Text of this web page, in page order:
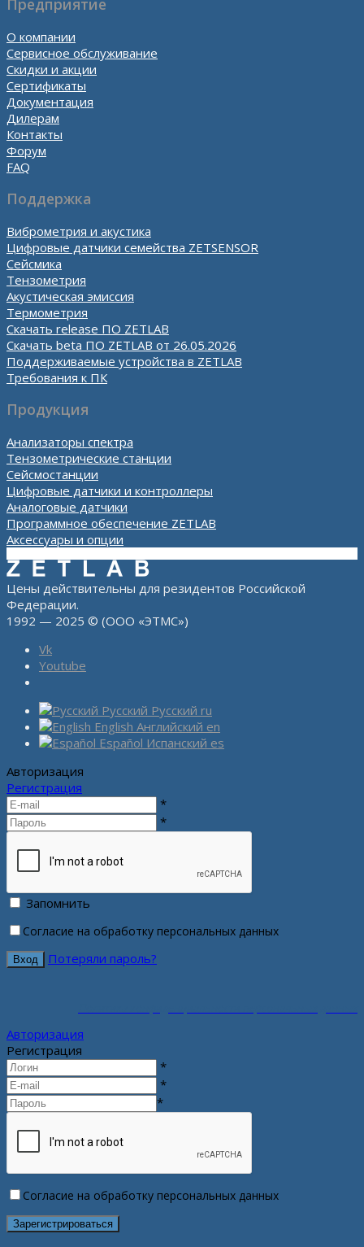
Предприятие
О компании
Сервисное обслуживание
Скидки и акции
Сертификаты
Документация
Дилерам
Контакты
Форум
FAQ
Поддержка
Виброметрия и акустика
Цифровые датчики семейства ZETSENSOR
Сейсмика
Тензометрия
Акустическая эмиссия
Термометрия
Скачать release ПО ZETLAB
Скачать beta ПО ZETLAB от 26.05.2026
Поддерживаемые устройства в ZETLAB
Требования к ПК
Продукция
Анализаторы спектра
Тензометрические станции
Сейсмостанции
Цифровые датчики и контроллеры
Аналоговые датчики
Программное обеспечение ZETLAB
Аксессуары и опции
Цены действительны для резидентов Российской
Федерации.
1992 — 2025 © (ООО «ЭТМС»)
Vk
Youtube
Русский Русский ru
English Английский en
Español Испанский es
Авторизация
Регистрация
*
*
Запомнить
Согласие на обработку персональных данных
Потеряли пароль?
Авторизация
Регистрация
*
*
*
Согласие на обработку персональных данных